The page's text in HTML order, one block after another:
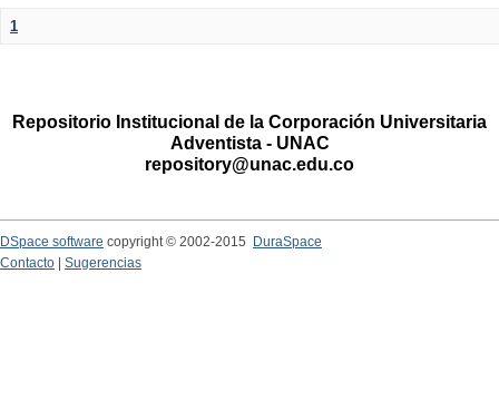
1
Repositorio Institucional de la Corporación Universitaria
Adventista - UNAC
repository@unac.edu.co
DSpace software copyright © 2002-2015
DuraSpace
Contacto
Sugerencias